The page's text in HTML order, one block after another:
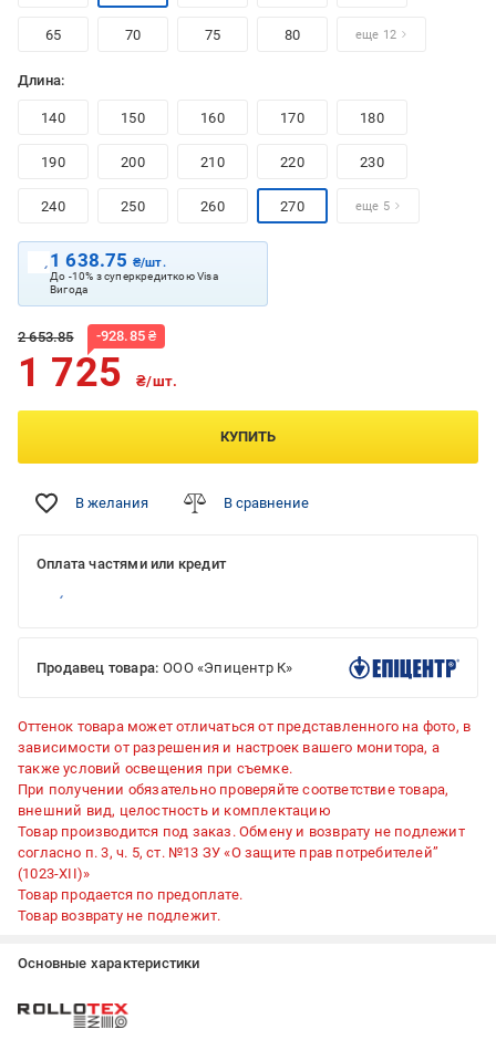
65 70 75 80 еще 12
Длина:
140 150 160 170 180
190 200 210 220 230
240 250 260 270 еще 5
1 638.75 ₴/шт.
До -10% з суперкредиткою Visa
Вигода
2 653.85 -928.85 ₴
1 725 ₴/шт.
КУПИТЬ
В желания В сравнение
Оплата частями или кредит
Продавец товара: ООО «Эпицентр К»
Оттенок товара может отличаться от представленного на фото, в
зависимости от разрешения и настроек вашего монитора, а
также условий освещения при съемке.
При получении обязательно проверяйте соответствие товара,
внешний вид, целостность и комплектацию
Товар производится под заказ. Обмену и возврату не подлежит
согласно п. 3, ч. 5, ст. №13 ЗУ «О защите прав потребителей”
(1023-XII)»
Товар продается по предоплате.
Товар возврату не подлежит.
Основные характеристики